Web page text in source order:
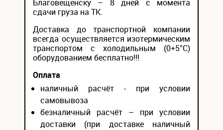
Благовещенску – 8 дней с момента
сдачи груза на ТК.
Доставка до транспортной компании
всегда осуществляется изотермическим
транспортом с холодильным (0+5°С)
оборудованием бесплатно!!!
Оплата
наличный расчёт - при условии
самовывоза
безналичный расчёт – при условии
доставки (при доставке наличный